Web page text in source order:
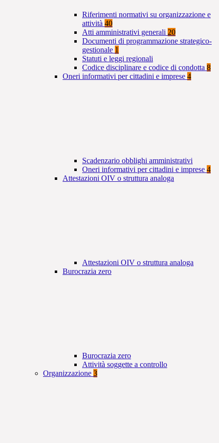
Riferimenti normativi su organizzazione e
attività 40
Atti amministrativi generali 20
Documenti di programmazione strategico-
gestionale 1
Statuti e leggi regionali
Codice disciplinare e codice di condotta 8
Oneri informativi per cittadini e imprese 4
Scadenzario obblighi amministrativi
Oneri informativi per cittadini e imprese 4
Attestazioni OIV o struttura analoga
Attestazioni OIV o struttura analoga
Burocrazia zero
Burocrazia zero
Attività soggette a controllo
Organizzazione 3